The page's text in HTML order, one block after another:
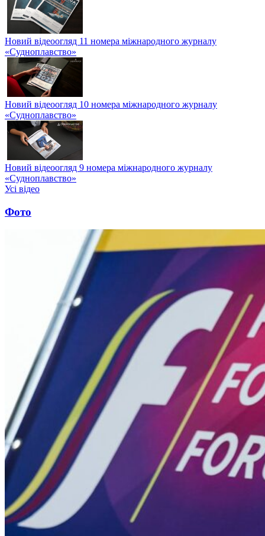
Новий відеоогляд 11 номера міжнародного журналу
«Судноплавство»
Новий відеоогляд 10 номера міжнародного журналу
«Судноплавство»
Новий відеоогляд 9 номера міжнародного журналу
«Судноплавство»
Усі відео
Фото